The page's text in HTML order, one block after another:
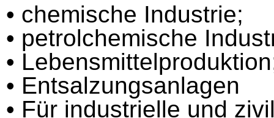
• chemische Industrie;
• petrolchemische
•
• Entsalzungsanlagen
• Für industrielle und